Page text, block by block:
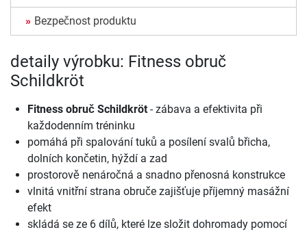
Bezpečnost produktu
detaily výrobku: Fitness obruč
Schildkröt
Fitness obruč Schildkröt - zábava a efektivita při
každodenním tréninku
pomáhá při spalování tuků a posílení svalů břicha,
dolních končetin, hýždí a zad
prostorově nenáročná a snadno přenosná konstrukce
vlnitá vnitřní strana obruče zajišťuje příjemný masážní
efekt
skládá se ze 6 dílů, které lze složit dohromady pomocí